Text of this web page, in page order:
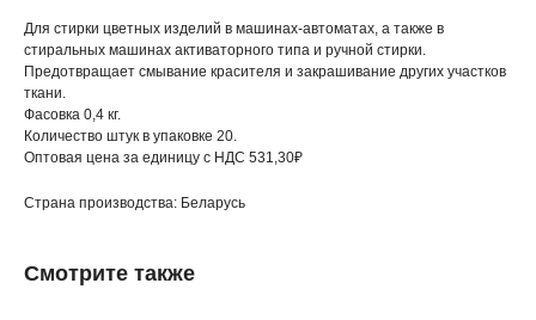
Для стирки цветных изделий в машинах-автоматах, а также в
стиральных машинах активаторного типа и ручной стирки.
Предотвращает смывание красителя и закрашивание других участков
ткани.
Фасовка 0,4 кг.
Количество штук в упаковке 20.
Оптовая цена за единицу с НДС 531,30₽
Страна производства: Беларусь
Смотрите также